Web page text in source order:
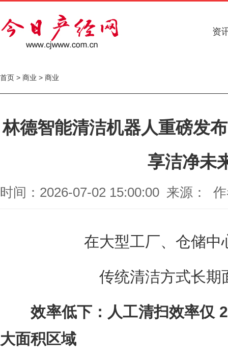
资
首页 > 商业 > 商业
林德智能清洁机器人重磅发
享洁净未
时间：2026-07-02 15:00:00 来源：
在大型工厂、仓储中
传统清洁方式长期
效率低下：人工清扫效率仅
大面积区域